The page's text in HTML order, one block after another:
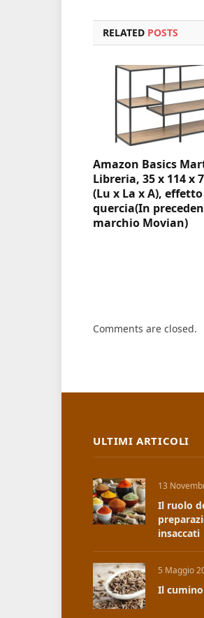
RELATED POSTS
Amazon Basics
Libreria, 35 x 114 x
(Lu x La x A), effetto
quercia(In
marchio Movian)
Comments are closed.
ULTIMI ARTICOLI
13
Il ruolo
insaccati
5 Maggio
Il cumino